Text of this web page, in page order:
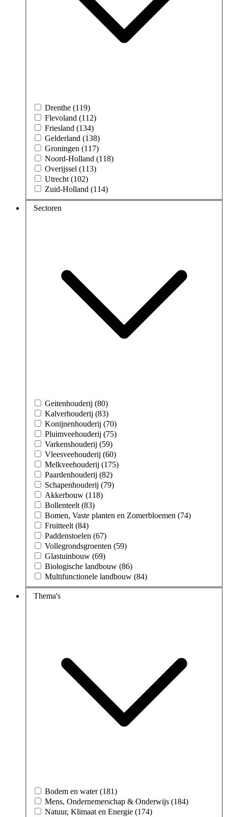
Drenthe (119)
Flevoland (112)
Friesland (134)
Gelderland (138)
Groningen (117)
Noord-Holland (118)
Overijssel (113)
Utrecht (102)
Zuid-Holland (114)
Sectoren
Geitenhouderij (80)
Kalverhouderij (83)
Konijnenhouderij (70)
Pluimveehouderij (75)
Varkenshouderij (59)
Vleesveehouderij (60)
Melkveehouderij (175)
Paardenhouderij (82)
Schapenhouderij (79)
Akkerbouw (118)
Bollenteelt (83)
Bomen, Vaste planten en Zomerbloemen (74)
Fruitteelt (84)
Paddenstoelen (67)
Vollegrondsgroenten (59)
Glastuinbouw (69)
Biologische landbouw (86)
Multifunctionele landbouw (84)
Thema's
Bodem en water (181)
Mens, Ondernemerschap & Onderwijs (184)
Natuur, Klimaat en Energie (174)